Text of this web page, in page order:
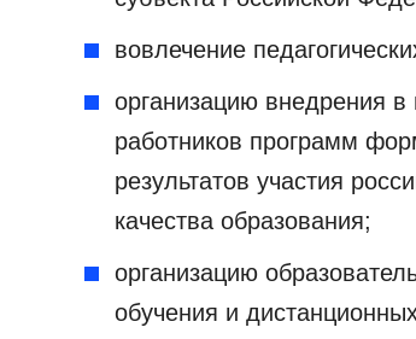
вовлечение
организацию внедрения в
работников программ
результатов участия
качества образования;
организацию
обучения и